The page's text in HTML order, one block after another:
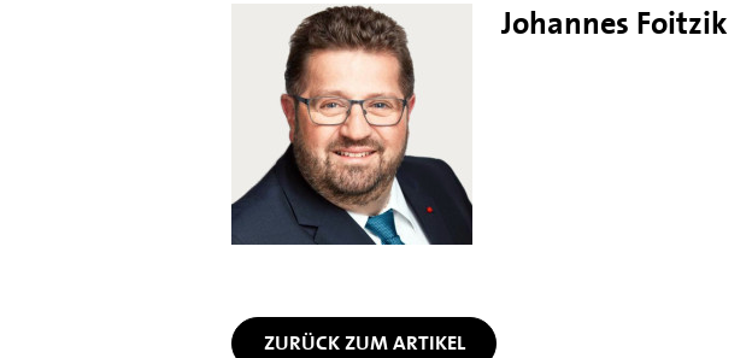
Johannes Foitzik
ZURÜCK ZUM ARTIKEL